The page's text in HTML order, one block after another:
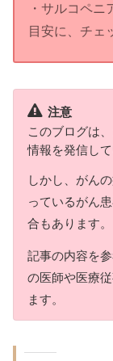
・サルコペ
目安に、チェ
注意
このブログは
情報を発信して
しかし、がん
っているがん
合もあります。
記事の内容を
の医師や医療
ます。